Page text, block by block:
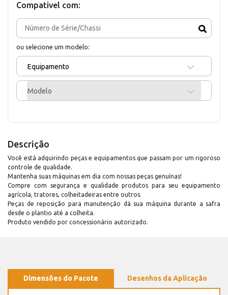
Compativel com:
ou selecione um modelo:
Equipamento
Modelo
Descrição
Você está adquirindo peças e equipamentos que passam por um rigoroso
controle de qualidade.
Mantenha suas máquinas em dia com nossas peças genuínas!
Compre com segurança e qualidade produtos para seu equipamento
agrícola, tratores, colheitadeiras entre outros.
Peças de reposição para manutenção dá sua máquina durante a safra
desde o plantio até a colheita.
Produto vendido por concessionário autorizado.
Dimensões do Pacote Desenhos da Aplicação